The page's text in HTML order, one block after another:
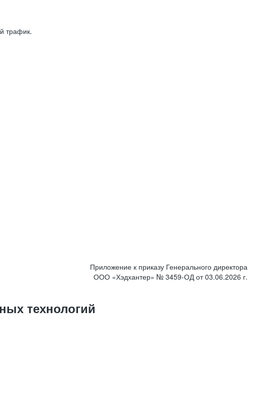
трафик.
Приложение к приказу Генерального директора
ООО «Хэдхантер» № 3459-ОД от 03.06.2026 г.
технологий